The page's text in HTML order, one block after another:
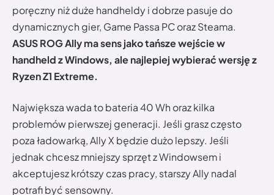
poręczny niż duże handheldy i dobrze pasuje do
dynamicznych gier, Game Passa PC oraz Steama.
ASUS ROG Ally ma sens jako tańsze wejście w
handheld z Windows, ale najlepiej wybierać wersję z
Ryzen Z1 Extreme.
Największa wada to bateria 40 Wh oraz kilka
problemów pierwszej generacji. Jeśli grasz często
poza ładowarką, Ally X będzie dużo lepszy. Jeśli
jednak chcesz mniejszy sprzęt z Windowsem i
akceptujesz krótszy czas pracy, starszy Ally nadal
potrafi być sensowny.